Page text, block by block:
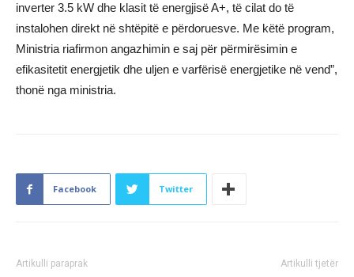
inverter 3.5 kW dhe klasit të energjisë A+, të cilat do të
instalohen direkt në shtëpitë e përdoruesve. Me këtë program,
Ministria riafirmon angazhimin e saj për përmirësimin e
efikasitetit energjetik dhe uljen e varfërisë energjetike në vend”,
thonë nga ministria.
Facebook Twitter
Artikulli paraprak Artikulli tjetër